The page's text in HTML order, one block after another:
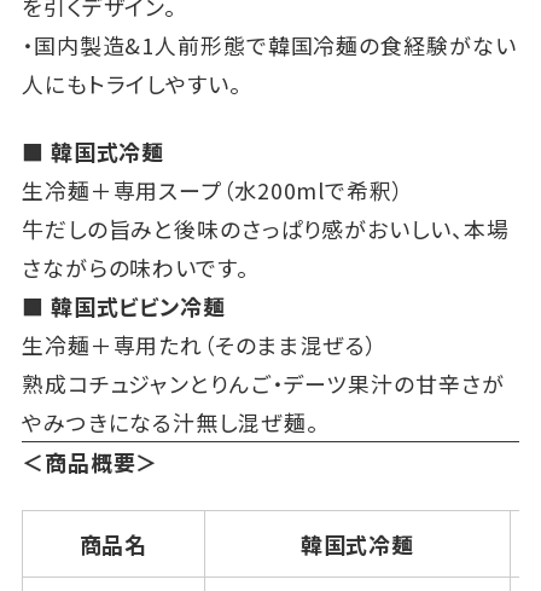
・国内製造&1人前形態で韓国冷麺の食経験がない
人にもトライしやすい。
■ 韓国式冷麺
生冷麺＋専用スープ（水200mlで希釈）
牛だしの旨みと後味のさっぱり感がおいしい、本場
さながらの味わいです。
■ 韓国式ビビン冷麺
生冷麺＋専用たれ（そのまま混ぜる）
熟成コチュジャンとりんご・デーツ果汁の甘辛さが
やみつきになる汁無し混ぜ麺。
＜商品概要＞
商品名 韓国式冷麺